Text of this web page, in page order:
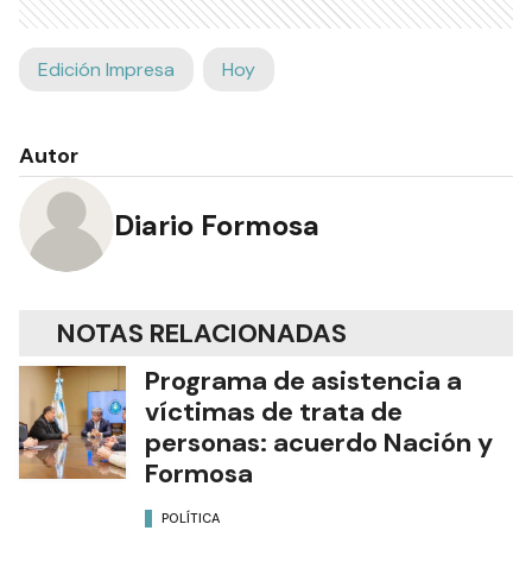
Edición Impresa Hoy
Autor
Diario Formosa
NOTAS RELACIONADAS
Programa de asistencia a
víctimas de trata de
personas: acuerdo Nación y
Formosa
POLÍTICA